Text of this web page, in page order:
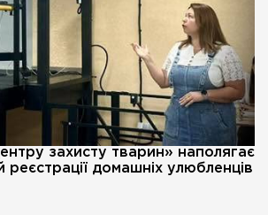
захисту тварин» наполягає
реєстрації домашніх улюбленців